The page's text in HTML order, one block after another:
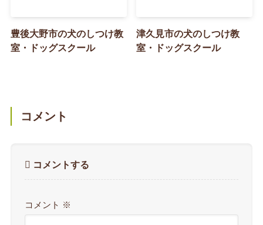
豊後大野市の犬のしつけ教
室・ドッグスクール
津久見市の犬のしつけ教
室・ドッグスクール
コメント
コメントする
コメント ※